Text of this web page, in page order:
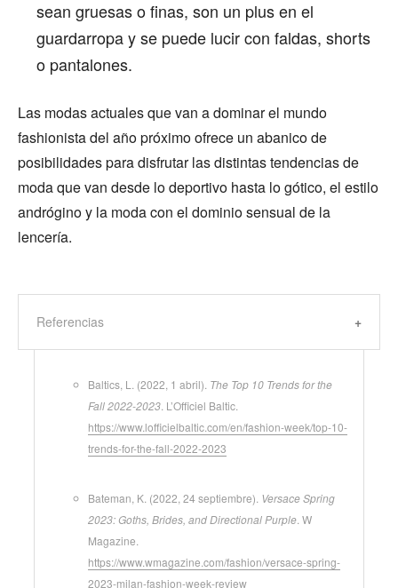
sean gruesas o finas, son un plus en el
guardarropa y se puede lucir con faldas, shorts
o pantalones.
Las modas actuales que van a dominar el mundo
fashionista del año próximo ofrece un abanico de
posibilidades para disfrutar las distintas tendencias de
moda que van desde lo deportivo hasta lo gótico, el estilo
andrógino y la moda con el dominio sensual de la
lencería.
Referencias
Baltics, L. (2022, 1 abril). The Top 10 Trends for the
Fall 2022-2023 . L’Officiel Baltic.
https://www.lofficielbaltic.com/en/fashion-week/top-10-
trends-for-the-fall-2022-2023
Bateman, K. (2022, 24 septiembre). Versace Spring
2023: Goths, Brides, and Directional Purple . W
Magazine.
https://www.wmagazine.com/fashion/versace-spring-
2023-milan-fashion-week-review